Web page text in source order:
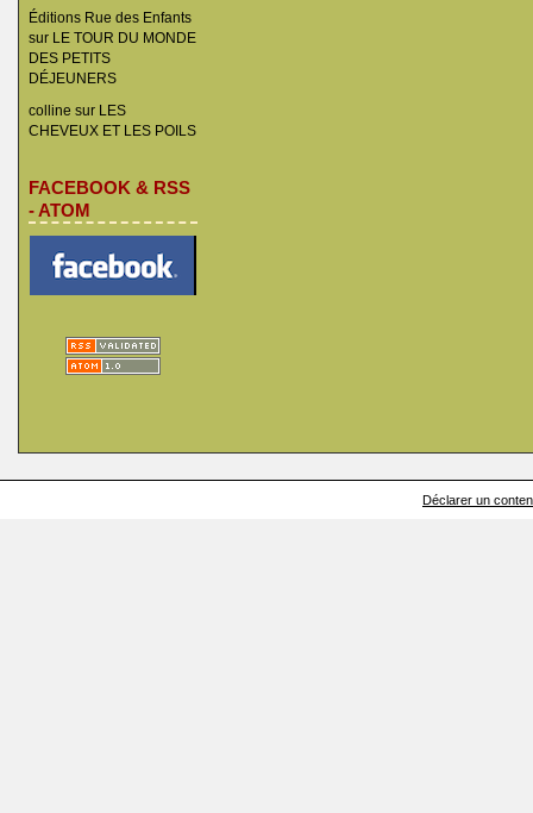
Éditions Rue des Enfants
sur LE TOUR DU MONDE
DES PETITS
DÉJEUNERS
colline sur LES
CHEVEUX ET LES POILS
FACEBOOK & RSS
- ATOM
Déclarer un